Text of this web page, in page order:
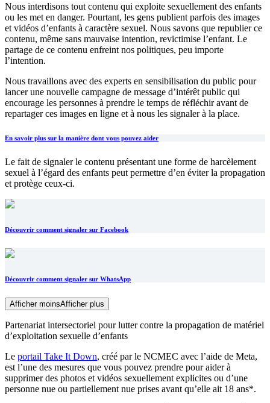
Nous interdisons tout contenu qui exploite sexuellement des enfants
ou les met en danger. Pourtant, les gens publient parfois des images
et vidéos d’enfants à caractère sexuel. Nous savons que republier ce
contenu, même sans mauvaise intention, revictimise l’enfant. Le
partage de ce contenu enfreint nos politiques, peu importe
l’intention.
Nous travaillons avec des experts en sensibilisation du public pour
lancer une nouvelle campagne de message d’intérêt public qui
encourage les personnes à prendre le temps de réfléchir avant de
repartager ces images en ligne et à nous les signaler à la place.
En savoir plus sur la manière dont vous pouvez aider
Le fait de signaler le contenu présentant une forme de harcèlement
sexuel à l’égard des enfants peut permettre d’en éviter la propagation
et protège ceux-ci.
Découvrir comment signaler sur Facebook
Découvrir comment signaler sur WhatsApp
Afficher moinsAfficher plus
Partenariat intersectoriel pour lutter contre la propagation de matériel
d’exploitation sexuelle d’enfants
Le portail Take It Down, créé par le NCMEC avec l’aide de Meta,
est l’une des mesures que vous pouvez prendre pour aider à
supprimer des photos et vidéos sexuellement explicites ou d’une
personne nue ou partiellement nue prises avant qu’elle ait 18 ans*.